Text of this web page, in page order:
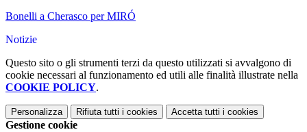
Bonelli a Cherasco per MIRÓ
Notizie
Questo sito o gli strumenti terzi da questo utilizzati si avvalgono di
cookie necessari al funzionamento ed utili alle finalità illustrate nella
COOKIE POLICY.
Personalizza Rifiuta tutti i cookies Accetta tutti i cookies
Gestione cookie